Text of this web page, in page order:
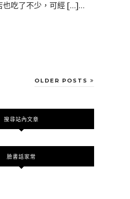
也吃了不少，可經 […]…
OLDER POSTS
搜尋站內文章
臉書話家常